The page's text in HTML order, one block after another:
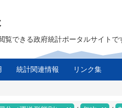
覧できる政府統計ポータルサイトで
統計関連情報 リンク集